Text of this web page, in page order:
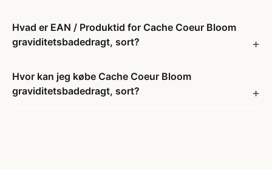
Hvad er EAN / Produktid for Cache Coeur Bloom
graviditetsbadedragt, sort?
Hvor kan jeg købe Cache Coeur Bloom
graviditetsbadedragt, sort?